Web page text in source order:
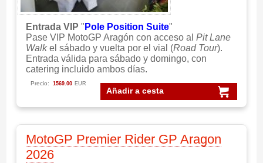
Entrada VIP " Pole Position Suite"
Pase VIP MotoGP Aragón con acceso al Pit Lane
Walkel sábado y vuelta por el vial (Road Tour).
Entrada válida para sábado y domingo, con
catering incluido ambos días.
Añadir a cesta
Precio: 1569.00 EUR
MotoGP Premier Rider GP Aragon
2026